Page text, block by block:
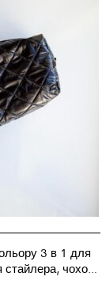
3 в 1 для
чохол